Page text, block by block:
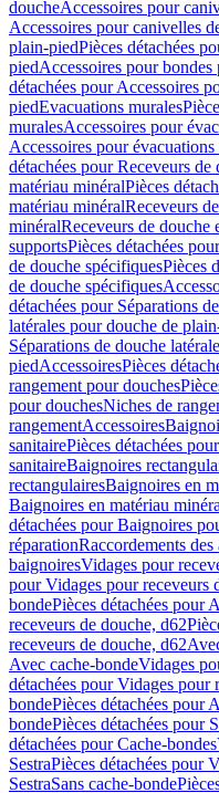
doucheAccessoires pour
Accessoires pour canivelles
plain-piedPièces détachées
piedAccessoires pour
détachées pour Accessoires
piedEvacuations murales
muralesAccessoires pour
Accessoires pour évacuations
détachées pour Receveurs de
matériau minéralPièces
matériau minéralReceveurs
minéralReceveurs de douche
supportsPièces détachées
de douche spécifiquesPièces
de douche spécifiques
détachées pour Séparations
latérales pour douche de
Séparations de douche
piedAccessoiresPièces
rangement pour douches
pour douchesNiches de
rangementAccessoires
sanitairePièces détachées
sanitaireBaignoires
rectangulairesBaignoires en
Baignoires en matériau
détachées pour Baignoires
réparationRaccordements
baignoiresVidages pour
pour Vidages pour receveurs
bondePièces détachées pour
receveurs de douche, d62
receveurs de douche, d62
Avec cache-bondeVidages
détachées pour Vidages pour
bondePièces détachées pour
bondePièces détachées pour
détachées pour Cache-bondes
SestraPièces détachées pour
SestraSans cache-bonde